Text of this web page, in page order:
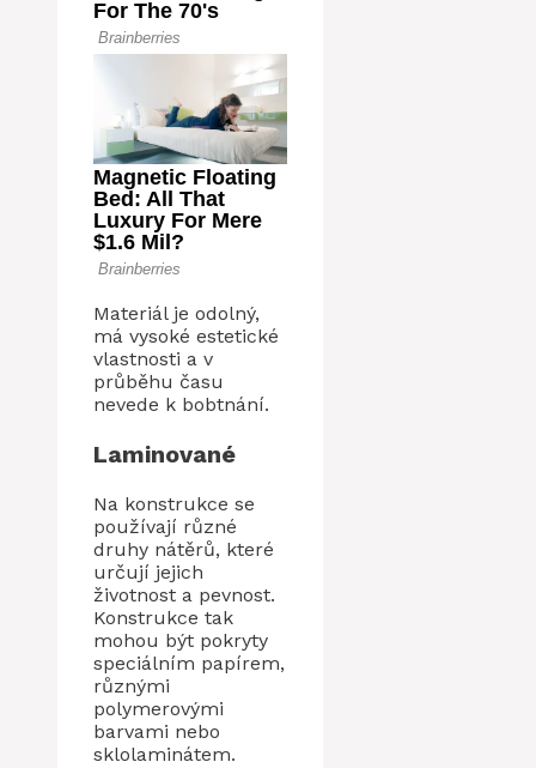
Materiál je odolný,
má vysoké estetické
vlastnosti a v
průběhu času
nevede k bobtnání.
Laminované
Na konstrukce se
používají různé
druhy nátěrů, které
určují jejich
životnost a pevnost.
Konstrukce tak
mohou být pokryty
speciálním papírem,
různými
polymerovými
barvami nebo
sklolaminátem.